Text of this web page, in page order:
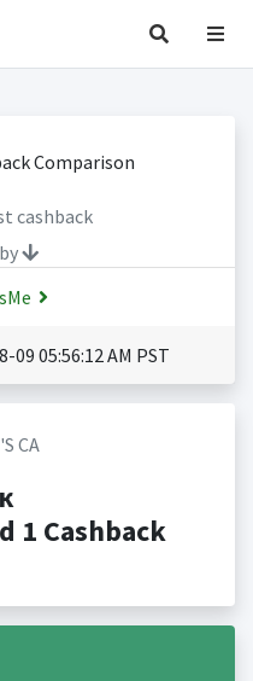
cashback
05:56:12 AM PST
CA
1 Cashback